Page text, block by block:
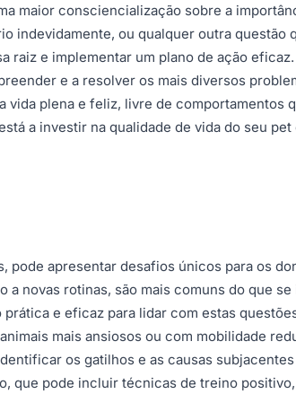
maior consciencialização sobre a
indevidamente, ou qualquer outra questão
e implementar um plano de ação
e a resolver os mais diversos
plena e feliz, livre de comportamentos
a investir na qualidade de vida do seu
apresentar desafios únicos para os
novas rotinas, são mais comuns do que
e eficaz para lidar com estas
mais ansiosos ou com mobilidade
os gatilhos e as causas
que pode incluir técnicas de treino